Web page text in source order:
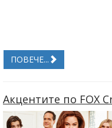
ПОВЕЧЕ...
Акцентите по FOX